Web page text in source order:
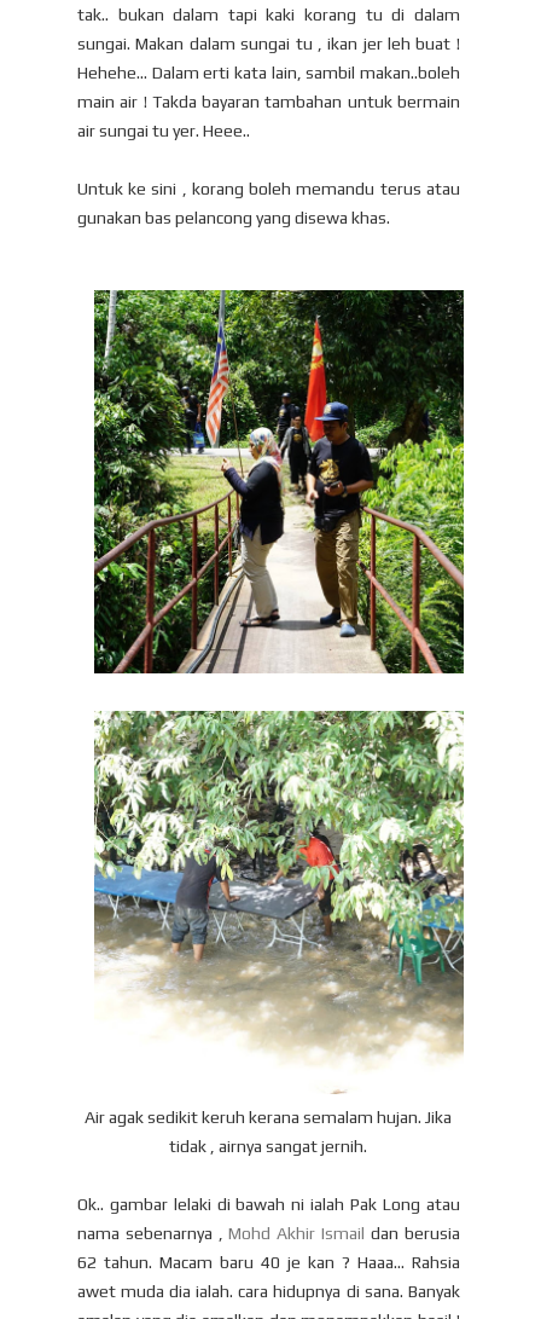
tak.. bukan dalam tapi kaki korang tu di dalam
sungai. Makan dalam sungai tu , ikan jer leh buat !
Hehehe... Dalam erti kata lain, sambil makan..boleh
main air ! Takda bayaran tambahan untuk bermain
air sungai tu yer. Heee..
Untuk ke sini , korang boleh memandu terus atau
gunakan bas pelancong yang disewa khas.
Air agak sedikit keruh kerana semalam hujan. Jika
tidak , airnya sangat jernih.
Ok.. gambar lelaki di bawah ni ialah Pak Long atau
nama sebenarnya ,Mohd Akhir Ismail dan berusia
62 tahun. Macam baru 40 je kan ? Haaa... Rahsia
awet muda dia ialah. cara hidupnya di sana. Banyak